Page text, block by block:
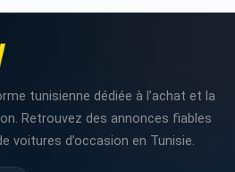
tunisienne dédiée à l’achat et la
Retrouvez des annonces fiables
voitures d’occasion en Tunisie.